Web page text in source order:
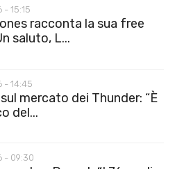
- 15:15
racconta la sua free
saluto, L...
- 14:45
mercato dei Thunder: “È
del...
- 09:30